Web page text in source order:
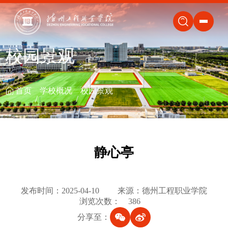
关闭
校园景观
首页 学校概况 校园景观
静心亭
发布时间：2025-04-10
来源：德州工程职业学院
浏览次数：
386
分享至：